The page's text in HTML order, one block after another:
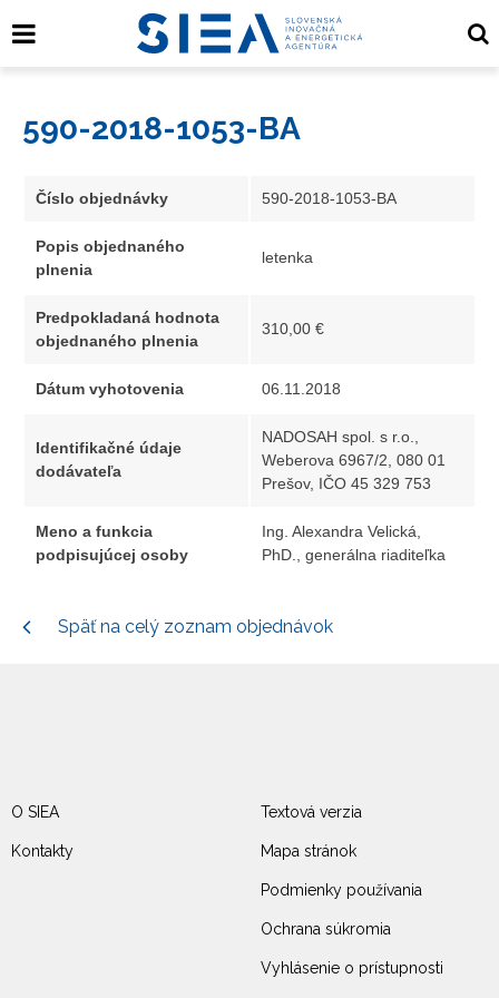
590-2018-1053-BA
Číslo objednávky 590-2018-1053-BA
Popis objednaného
plnenia
letenka
Predpokladaná hodnota
objednaného plnenia
310,00 €
Dátum vyhotovenia 06.11.2018
Identifikačné údaje
dodávateľa
NADOSAH spol. s r.o.,
Weberova 6967/2, 080 01
Prešov, IČO 45 329 753
Meno a funkcia
podpisujúcej osoby
Ing. Alexandra Velická,
PhD., generálna riaditeľka
Späť na celý zoznam objednávok
O SIEA
Kontakty
Textová verzia
Mapa stránok
Podmienky používania
Ochrana súkromia
Vyhlásenie o prístupnosti